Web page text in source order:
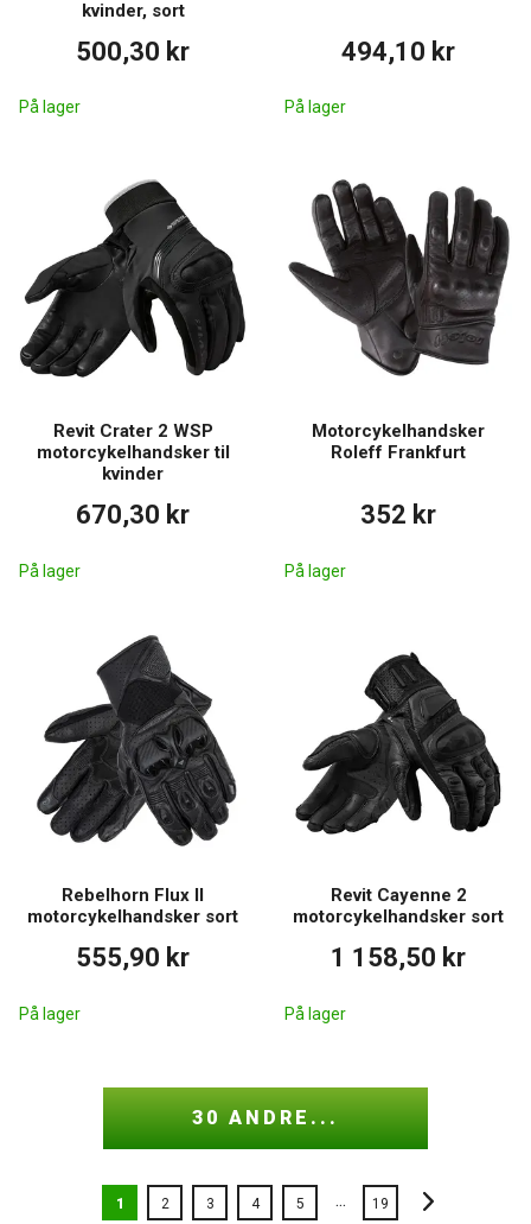
kvinder, sort
500,30 kr
På lager
494,10 kr
På lager
Revit Crater 2 WSP
motorcykelhandsker til
kvinder
670,30 kr
På lager
Motorcykelhandsker
Roleff Frankfurt
352 kr
På lager
Rebelhorn Flux II
motorcykelhandsker sort
555,90 kr
På lager
Revit Cayenne 2
motorcykelhandsker sort
1 158,50 kr
På lager
30 ANDRE...
1 2 3 4 5 ... 19